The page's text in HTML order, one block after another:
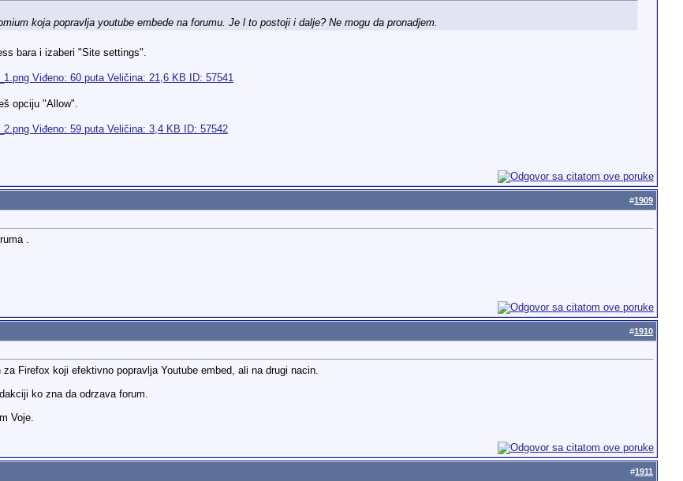
koja popravlja youtube embede na forumu. Je l to postoji i dalje? Ne mogu da pronadjem.
bara i izaberi "Site settings".
opciju "Allow".
#1909
.
#1910
Firefox koji efektivno popravlja Youtube embed, ali na drugi nacin.
ko zna da odrzava forum.
Voje.
#1911